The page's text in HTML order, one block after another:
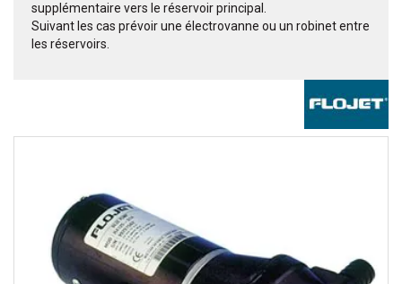
supplémentaire vers le réservoir principal.
Suivant les cas prévoir une électrovanne ou un robinet entre
les réservoirs.